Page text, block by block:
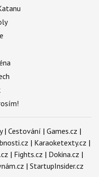
| Cestování | Games.cz |
| Karaoketexty.cz |
| Fights.cz | Dokina.cz |
| StartupInsider.cz